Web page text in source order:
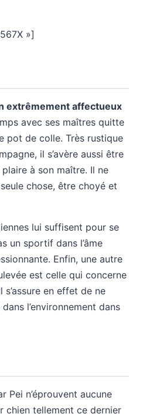
»]
extrêmement affectueux
avec ses maîtres quitte
pot de colle. Très rustique
il s’avère aussi être
à son maître. Il ne
chose, être choyé et
lui suffisent pour se
un sportif dans l’âme
Enfin, une autre
est celle qui concerne
s’assure en effet de ne
l’environnement dans
Pei n’éprouvent aucune
chien tellement ce dernier